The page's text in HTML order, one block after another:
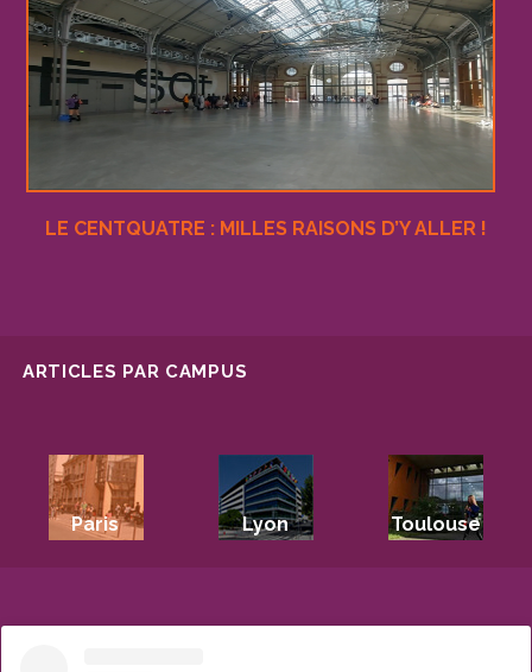
LE CENTQUATRE : MILLES RAISONS D’Y ALLER !
ARTICLES PAR CAMPUS
Paris Lyon Toulouse